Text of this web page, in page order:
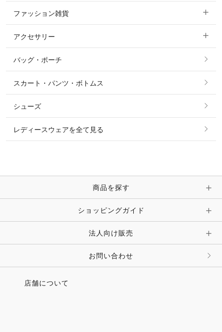
パーカー・トレーナー・スウェット
ニット・セーター
シャツ・ブラウス・ワンピース
その他 アウター
ショージャケット
ショーシャツ
ファッション雑貨
すべてのファッション雑貨
ソックス
ベルト
マフラー・スカーフ・ストール・スヌード
時計・財布・キーケース・革小物
キーホルダー・チャーム・ストラップ
アクセサリー
すべてのアクセサリー
リング
ピアス・イヤリング
ピン・ブローチ・コサージュ
その他 アクセサリー
バッグ・ポーチ
スカート・パンツ・ボトムス
シューズ
レディースウェアを全て見る
商品を探す
ショッピングガイド
法人向け販売
お問い合わせ
店舗について